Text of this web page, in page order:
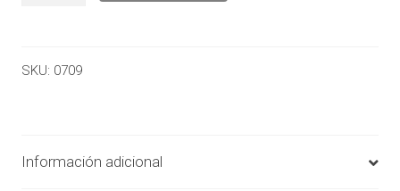
SKU: 0709
Información adicional